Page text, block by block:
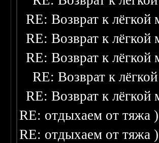
RE: Возврат к лёгкой
RE: Возврат к лёгкой
RE: Возврат к лёгкой
RE: Возврат к
RE: Возврат к лёгкой
RE: отдыхаем от тяжа
RE: отдыхаем от тяжа